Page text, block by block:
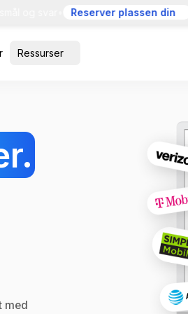
Reserver plassen din •
Ressurser
med